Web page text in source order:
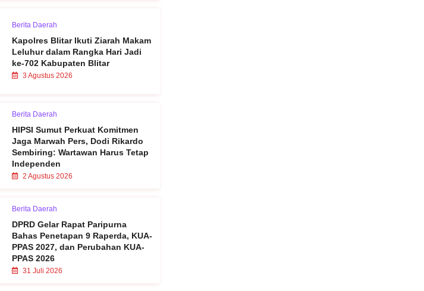
Berita Daerah
Kapolres Blitar Ikuti Ziarah Makam
Leluhur dalam Rangka Hari Jadi
ke-702 Kabupaten Blitar
3 Agustus 2026
Berita Daerah
HIPSI Sumut Perkuat Komitmen
Jaga Marwah Pers, Dodi Rikardo
Sembiring: Wartawan Harus Tetap
Independen
2 Agustus 2026
Berita Daerah
DPRD Gelar Rapat Paripurna
Bahas Penetapan 9 Raperda, KUA-
PPAS 2027, dan Perubahan KUA-
PPAS 2026
31 Juli 2026